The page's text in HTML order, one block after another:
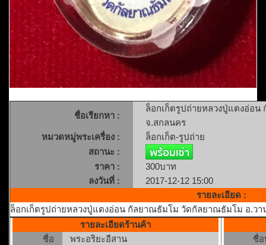
ชื่อเรียกหา :
ล็อกเก็ตรูปถ่ายหลวงปู่แตงอ่อ
จ.สกลนคร
หมวดหมู่พระเครื่อง :
ล็อกเก็ต-รูปถ่าย
สถานะ :
ราคา :
300บาท
ลงวันที่ :
2017-12-12 15:00
รายละเอียด :
ล็อกเก็ตรูปถ่ายหลวงปู่แตงอ่อน กัลยาณธัมโม วัดกัลยาณธัมโม อ.วา
รายละเอียดร้านค้า
ชื่อ
พระอริยะอีสาน
ชื่